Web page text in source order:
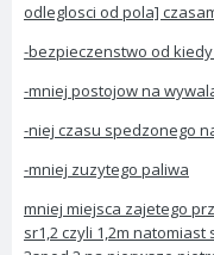
odleglosci od pola]
-bezpieczenstwo od
-mniej postojow na
-niej czasu spedzonego
-mniej zuzytego paliwa
mniej miejsca zajetego
sr1,2 czyli 1,2m